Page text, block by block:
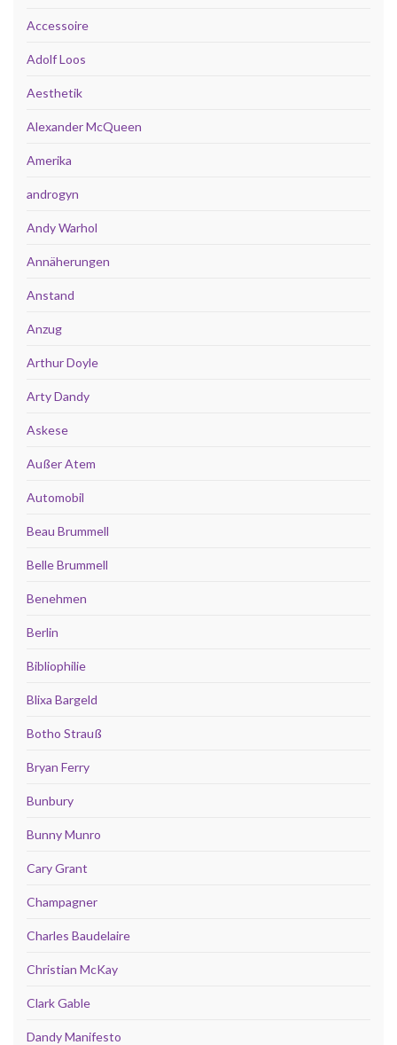
Accessoire
Adolf Loos
Aesthetik
Alexander McQueen
Amerika
androgyn
Andy Warhol
Annäherungen
Anstand
Anzug
Arthur Doyle
Arty Dandy
Askese
Außer Atem
Automobil
Beau Brummell
Belle Brummell
Benehmen
Berlin
Bibliophilie
Blixa Bargeld
Botho Strauß
Bryan Ferry
Bunbury
Bunny Munro
Cary Grant
Champagner
Charles Baudelaire
Christian McKay
Clark Gable
Dandy Manifesto